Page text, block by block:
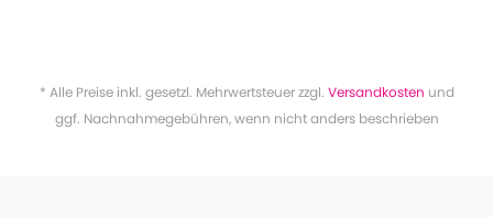
* Alle Preise inkl. gesetzl. Mehrwertsteuer zzgl. Versandkosten und
ggf. Nachnahmegebühren, wenn nicht anders beschrieben